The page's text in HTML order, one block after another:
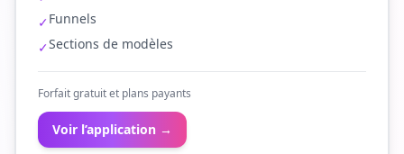
✓Funnels
✓Sections de modèles
Forfait gratuit et plans payants
Voir l’application →